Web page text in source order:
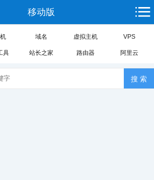
移动版
域名 虚拟主机 VPS
具 站长之家 路由器 阿里云